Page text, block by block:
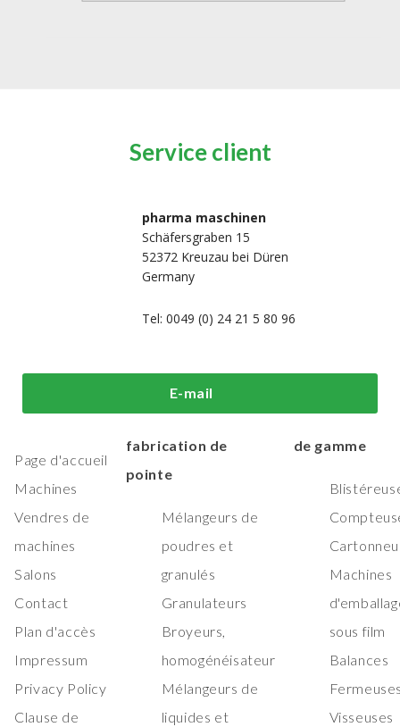
Service client
pharma maschinen
Schäfersgraben 15
52372 Kreuzau bei Düren
Germany
Tel: 0049 (0) 24 21 5 80 96
E-mail
Page d'accueil
Machines
Vendres de
machines
Salons
Contact
Plan d'accès
Impressum
Privacy Policy
Clause de
Machines de
traitement et de
fabrication de
pointe
Mélangeurs de
poudres et
granulés
Granulateurs
Broyeurs,
homogénéisateur
Mélangeurs de
liquides et
d'emballage
de gamme
Machines
sous film
Balances
Visseuses